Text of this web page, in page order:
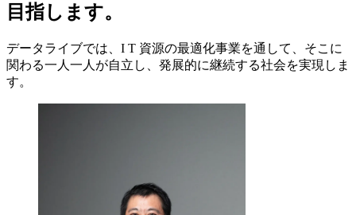
目指します。
データライブでは、I T 資源の最適化事業を通して、そこに
関わる一人一人が自立し、発展的に継続する社会を実現しま
す。